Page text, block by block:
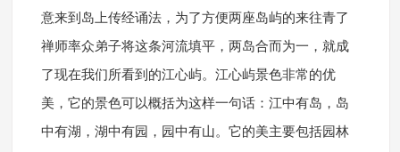
意来到岛上传经诵法，为了方便两座岛屿的来往青了
禅师率众弟子将这条河流填平，两岛合而为一，就成
了现在我们所看到的江心屿。江心屿景色非常的优
美，它的景色可以概括为这样一句话：江中有岛，岛
中有湖，湖中有园，园中有山。它的美主要包括园林